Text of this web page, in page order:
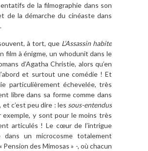
de la filmographie dans son
de la démarche du cinéaste dans
à tort, que L’Assassin habite
film à énigme, un whodunit dans le
d’Agatha Christie, alors qu’en
et surtout une comédie ! Et
particulièrement échevelée, très
libre dans sa forme comme dans
et c’est peu dire : les sous-entendus
exemple, y sont pour le moins très
articulés ! Le cœur de l’intrigue
dans un microcosme totalement
Pension des Mimosas » -, où chacun